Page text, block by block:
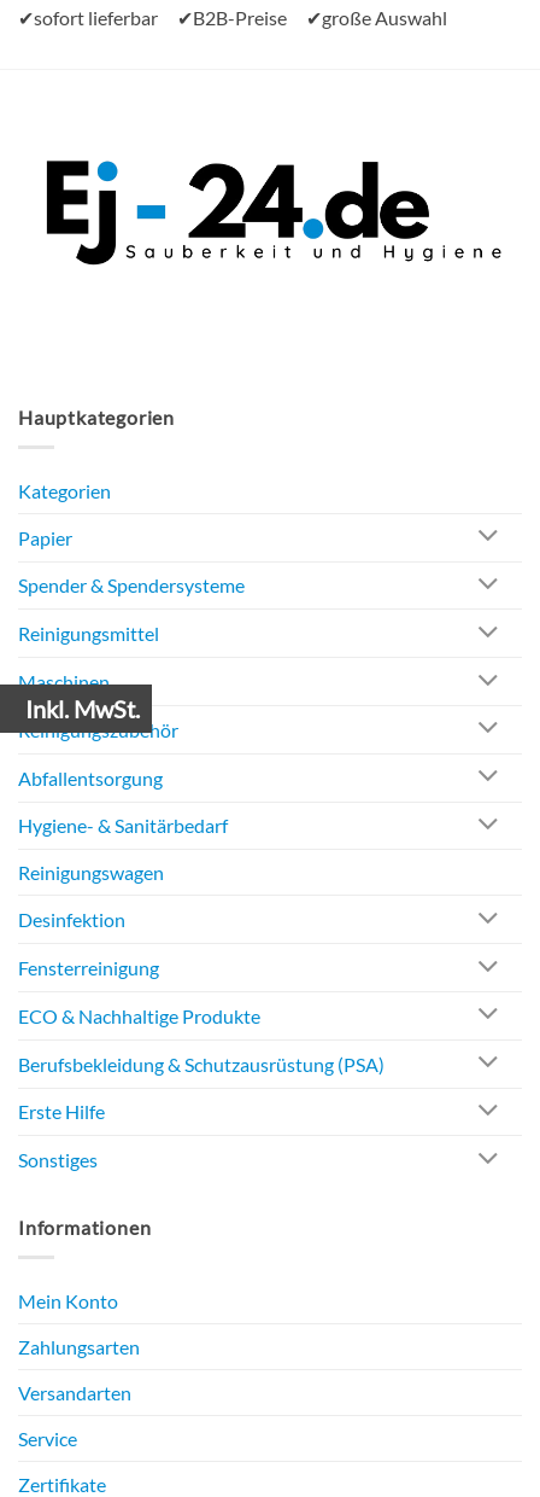
Inkl. MwSt.
✔sofort lieferbar ✔B2B-Preise ✔große Auswahl
Hauptkategorien
Kategorien
Papier
Spender & Spendersysteme
Reinigungsmittel
Maschinen
Reinigungszubehör
Abfallentsorgung
Hygiene- & Sanitärbedarf
Reinigungswagen
Desinfektion
Fensterreinigung
ECO & Nachhaltige Produkte
Berufsbekleidung & Schutzausrüstung (PSA)
Erste Hilfe
Sonstiges
Informationen
Mein Konto
Zahlungsarten
Versandarten
Service
Zertifikate